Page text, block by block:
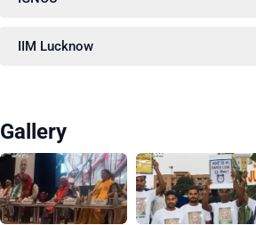
IIM Lucknow
Gallery